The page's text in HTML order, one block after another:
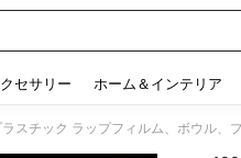
セサリー ホーム＆インテリア